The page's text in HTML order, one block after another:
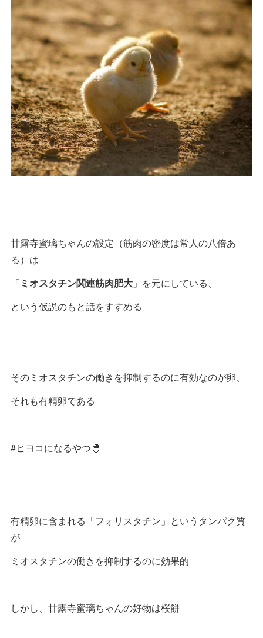
甘露寺蜜璃ちゃんの設定（筋肉の密度は常人の八倍あ
る）は
「ミオスタチン関連筋肉肥大 」を元にしている、
という仮説のもと話をすすめる
そのミオスタチンの働きを抑制するのに有効なのが卵、
それも有精卵である
#ヒヨコになるやつ🐣
有精卵に含まれる「フォリスタチン」というタンパク質
が
ミオスタチンの働きを抑制するのに効果的
しかし、甘露寺蜜璃ちゃんの好物は桜餅